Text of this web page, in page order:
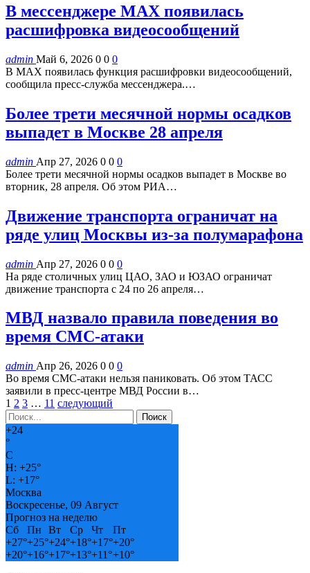
В мессенджере MAX появилась
расшифровка видеосообщений
admin Май 6, 2026 0 0 0
В MAX появилась функция расшифровки видеосообщений,
сообщила пресс-служба мессенджера.…
Более трети месячной нормы осадков
выпадет в Москве 28 апреля
admin Апр 27, 2026 0 0 0
Более трети месячной нормы осадков выпадет в Москве во
вторник, 28 апреля. Об этом РИА…
Движение транспорта ограничат на
ряде улиц Москвы из-за полумарафона
admin Апр 27, 2026 0 0 0
На ряде столичных улиц ЦАО, ЗАО и ЮЗАО ограничат
движение транспорта с 24 по 26 апреля…
МВД назвало правила поведения во
время СМС-атаки
admin Апр 26, 2026 0 0 0
Во время СМС-атаки нельзя паниковать. Об этом ТАСС
заявили в пресс-центре МВД России в…
1 2 3 … 11 следующий
+24
°
C
H: +25°
L: +17°
Москва
Воскресенье, 09 Август
Прогноз на неделю
Сб
Пн Вт Ср Чт
Пт
+27°+25°+24°+18°+17°+20°
+20°+16°+17°+13°+11°+10°